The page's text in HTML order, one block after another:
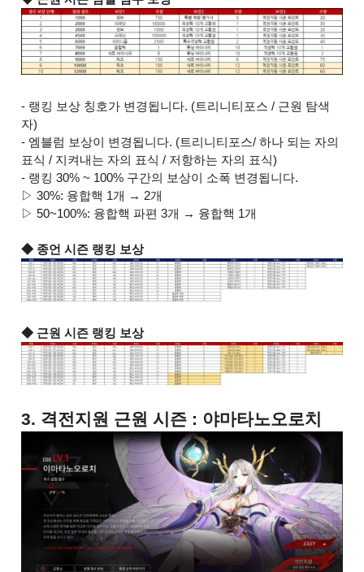
- 랭킹 보상 칭호가 변경됩니다. (트리니티포스 / 근원 탐색
자)
- 엠블럼 보상이 변경됩니다. (트리니티포스/ 하나 되는 자의
표식 / 지켜내는 자의 표식 / 저항하는 자의 표식)
- 랭킹 30% ~ 100% 구간의 보상이 소폭 변경됩니다.
▷ 30%: 융합핵 1개 → 2개
▷ 50~100%: 융합핵 파편 3개 → 융합핵 1개
◆ 종언 시즌 랭킹 보상
◆ 근원 시즌 랭킹 보상
3. 격전지원 근원 시즌 : 야마타노오로치